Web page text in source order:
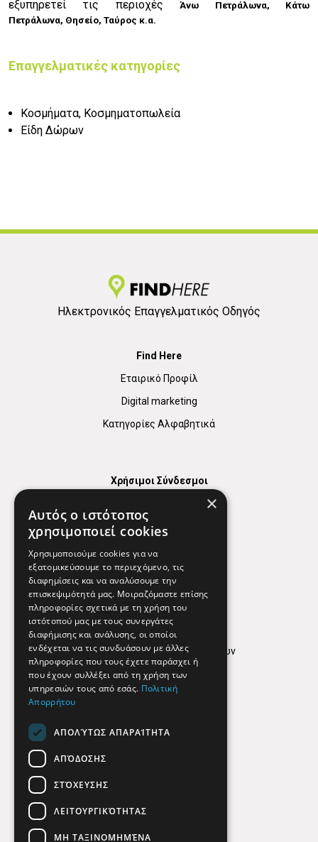
εξυπηρετεί τις περιοχέςΆνω Πετράλωνα, Κάτω
Πετράλωνα, Θησείο, Ταύρος κ.α.
Επαγγελματικές κατηγορίες
Κοσμήματα, Κοσμηματοπωλεία
Είδη Δώρων
Ηλεκτρονικός Επαγγελματικός Οδηγός
Find Here
Εταιρικό Προφίλ
Digital marketing
Κατηγορίες Αλφαβητικά
Χρήσιμοι Σύνδεσμοι
Χρήσιμα Τηλέφωνα
Εφημερεύοντα Φαρμακεία
Απόρρητο
Όροι Χρήσης
Πολιτική προστασίας δεδομένων
Findhere
Social Media
×
Αυτός ο ιστότοπος
χρησιμοποιεί cookies
Χρησιμοποιούμε cookies για να
εξατομικεύσουμε το περιεχόμενο, τις
διαφημίσεις και να αναλύσουμε την
επισκεψιμότητά μας. Μοιραζόμαστε επίσης
πληροφορίες σχετικά με τη χρήση του
ιστότοπού μας με τους συνεργάτες
διαφήμισης και ανάλυσης, οι οποίοι
ενδέχεται να τις συνδυάσουν με άλλες
πληροφορίες που τους έχετε παράσχει ή
που έχουν συλλέξει από τη χρήση των
υπηρεσιών τους από εσάς. Πολιτική
Απορρήτου
ΑΠΟΛΎΤΩΣ ΑΠΑΡΑΊΤΗΤΑ
ΑΠΌΔΟΣΗΣ
ΣΤΌΧΕΥΣΗΣ
ΛΕΙΤΟΥΡΓΙΚΌΤΗΤΑΣ
ΜΗ ΤΑΞΙΝΟΜΗΜΈΝΑ